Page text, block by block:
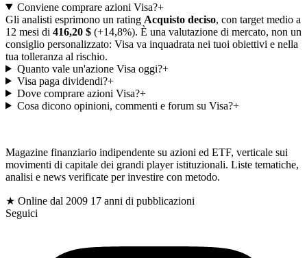
Conviene comprare azioni Visa?+
Gli analisti esprimono un rating Acquisto deciso, con target medio a
12 mesi di 416,20 $ (+14,8%). È una valutazione di mercato, non un
consiglio personalizzato: Visa va inquadrata nei tuoi obiettivi e nella
tua tolleranza al rischio.
Quanto vale un'azione Visa oggi?+
Visa paga dividendi?+
Dove comprare azioni Visa?+
Cosa dicono opinioni, commenti e forum su Visa?+
$
Magazine finanziario indipendente su azioni ed ETF, verticale sui
movimenti di capitale dei grandi player istituzionali. Liste tematiche,
analisi e news verificate per investire con metodo.
★ Online dal 2009 17 anni di pubblicazioni
Seguici